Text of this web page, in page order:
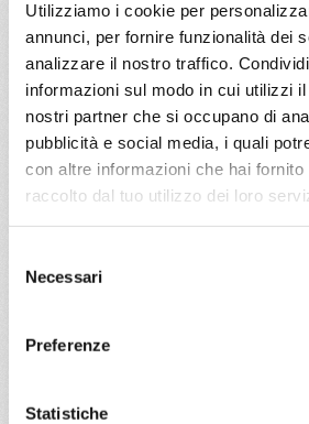
Utilizziamo i cookie per
annunci, per fornire funzionalità dei
analizzare il nostro traffico.
informazioni sul modo in cui utilizzi
nostri partner che si occupano di
pubblicità e social media, i quali
con altre informazioni che hai fornito
raccolto dal tuo utilizzo dei loro
delNecessari
Preferenze
Statistiche
€ 1.117
DETTAGLI
Mediterraneo10 giorni
Istanbul
Istanbul